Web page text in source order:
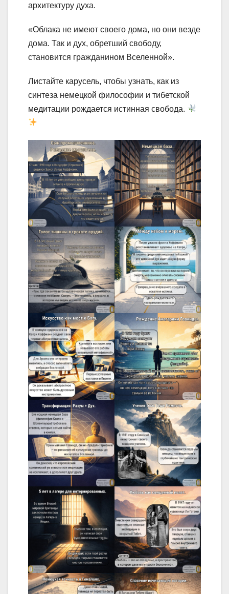
архитектуру духа.
«Облака не имеют своего дома, но они везде
дома. Так и дух, обретший свободу,
становится гражданином Вселенной».
Листайте карусель, чтобы узнать, как из
синтеза немецкой философии и тибетской
медитации рождается истинная свобода.